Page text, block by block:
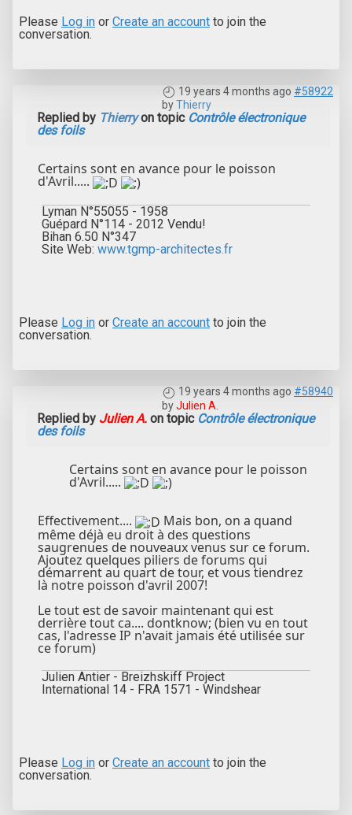
Please Log in or Create an account to join the
conversation.
19 years 4 months ago #58922
byThierry
Replied by Thierryon topic Contrôle électronique
des foils
Certains sont en avance pour le poisson
d'Avril.....
Lyman N°55055 - 1958
Guépard N°114 - 2012 Vendu!
Bihan 6.50 N°347
Site Web: www.tgmp-architectes.fr
Please Log in or Create an account to join the
conversation.
19 years 4 months ago #58940
byJulien A.
Replied by Julien A. on topic Contrôle électronique
des foils
Certains sont en avance pour le poisson
d'Avril.....
Effectivement....
Mais bon, on a quand
même déjà eu droit à des questions
saugrenues de nouveaux venus sur ce forum.
Ajoutez quelques piliers de forums qui
démarrent au quart de tour, et vous tiendrez
là notre poisson d'avril 2007!
Le tout est de savoir maintenant qui est
derrière tout ca.... dontknow; (bien vu en tout
cas, l'adresse IP n'avait jamais été utilisée sur
ce forum)
Julien Antier - Breizhskiff Project
International 14 - FRA 1571 - Windshear
Please Log in or Create an account to join the
conversation.